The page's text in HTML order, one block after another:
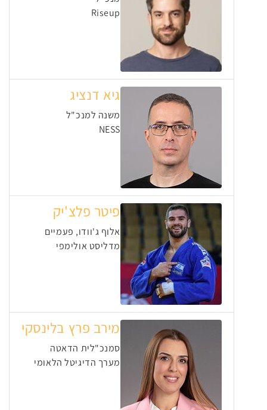
Riseup
גיא דנציג
משנה למנכ"ל
NESS
פיטר פלצ'יק
אלוף ג'וודו, פעמיים
מדליסט אולימפי
מירב פרץ בלינסקי
סמנכ"לית הדאטה
מערך הדיגיטל הלאומי